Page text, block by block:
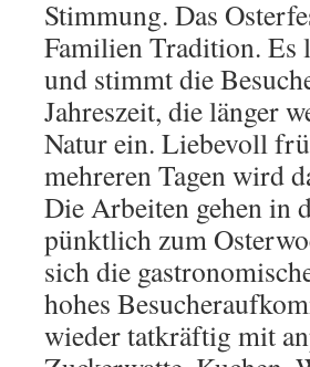
Stimmung. Das
Familien Tradition. Es
und stimmt die
Jahreszeit, die länger
Natur ein. Liebevoll
mehreren Tagen wird
Die Arbeiten gehen in
pünktlich zum
sich die
hohes
wieder tatkräftig mit